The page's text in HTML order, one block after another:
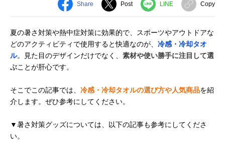
Share Post LINE Copy
夏の暑さ対策や熱中症対策に効果的で、スポーツやアウトドアな
どのアクティビティで使用すると快適なのが、 冷感・冷却タオ
ル。見た目のデザインだけでなく、 素材や使い勝手に注目して選
ぶことが肝心です。
そこでこの記事では、 冷感・冷却タオルの選び方や人気商品を紹
介します。ぜひ参考にしてください。
▼暑さ対策グッズについては、以下の記事も参考にしてくださ
い。